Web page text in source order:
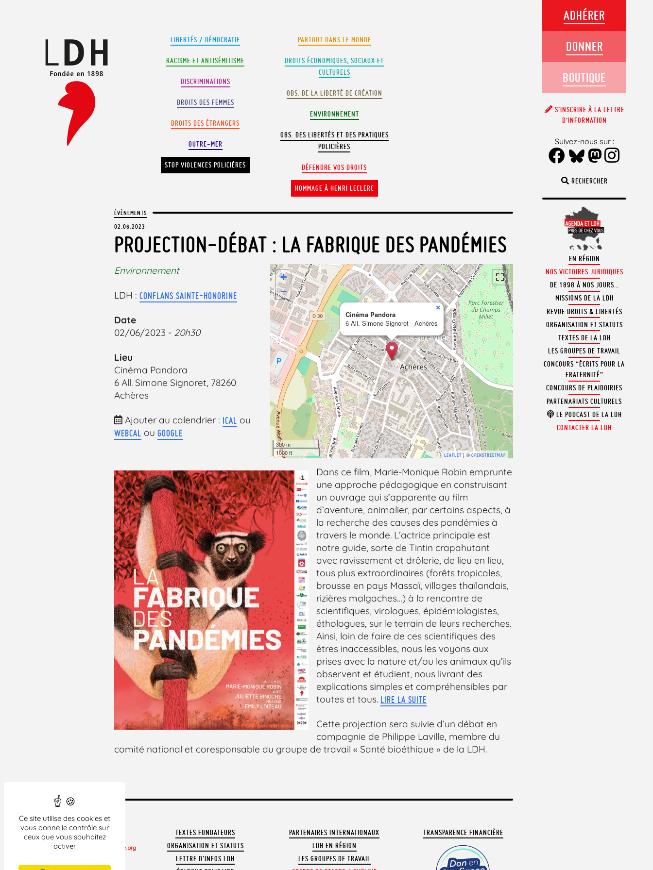
Ce site utilise des cookies et
vous donne le contrôle sur
ceux que vous souhaitez
activer
LIBERTÉS / DÉMOCRATIE
RACISME ET ANTISÉMITISME
DISCRIMINATIONS
DROITS DES FEMMES
DROITS DES ÉTRANGERS
OUTRE-MER
STOP VIOLENCES POLICIÈRES
PARTOUT DANS LE MONDE
DROITS ÉCONOMIQUES, SOCIAUX ET
CULTURELS
OBS. DE LA LIBERTÉ DE CRÉATION
ENVIRONNEMENT
OBS. DES LIBERTÉS ET DES PRATIQUES
POLICIÈRES
DÉFENDRE VOS DROITS
HOMMAGE À HENRI LECLERC
ÉVÈNEMENTS
02.06.2023
PROJECTION-DÉBAT : LA FABRIQUE DES PANDÉMIES
Cinéma Pandora
6 All. Simone Signoret - Achères
×
+
−
300 m
1000 ft
LEAFLET| ©OPENSTREETMAP
Environnement
LDH :CONFLANS SAINTE-HONORINE
Date
02/06/2023 - 20h30
Lieu
Cinéma Pandora
6 All. Simone Signoret, 78260
Achères
Ajouter au calendrier : ICAL ou
WEBCAL ouGOOGLE
Dans ce film, Marie-Monique Robin emprunte
une approche pédagogique en construisant
un ouvrage qui s’apparente au film
d’aventure, animalier, par certains aspects, à
la recherche des causes des pandémies à
travers le monde. L’actrice principale est
notre guide, sorte de Tintin crapahutant
avec ravissement et drôlerie, de lieu en lieu,
tous plus extraordinaires (forêts tropicales,
brousse en pays Massaï, villages thaïlandais,
rizières malgaches…) à la rencontre de
scientifiques, virologues, épidémiologistes,
éthologues, sur le terrain de leurs recherches.
Ainsi, loin de faire de ces scientifiques des
êtres inaccessibles, nous les voyons aux
prises avec la nature et/ou les animaux qu’ils
observent et étudient, nous livrant des
explications simples et compréhensibles par
toutes et tous. LIRE LA SUITE
Cette projection sera suivie d’un débat en
compagnie de Philippe Laville, membre du
comité national et coresponsable du groupe de travail « Santé bioéthique » de la LDH.
CONTACTER LA LDH
TEXTES FONDATEURS
ORGANISATION ET STATUTS
LETTRE D'INFOS LDH
PARTENAIRES INTERNATIONAUX
LDH EN RÉGION
LES GROUPES DE TRAVAIL
TRANSPARENCE FINANCIÈRE
RECHERCHER
EN RÉGION
NOS VICTOIRES JURIDIQUES
DE 1898 À NOS JOURS…
MISSIONS DE LA LDH
REVUE DROITS & LIBERTÉS
ORGANISATION ET STATUTS
TEXTES DE LA LDH
LES GROUPES DE TRAVAIL
CONCOURS “ÉCRITS POUR LA
FRATERNITÉ”
CONCOURS DE PLAIDOIRIES
PARTENARIATS CULTURELS
LE PODCAST DE LA LDH
CONTACTER LA LDH
ADHÉRER
DONNER
BOUTIQUE
S’INSCRIRE À LA LETTRE
D’INFORMATION
Suivez-nous sur :